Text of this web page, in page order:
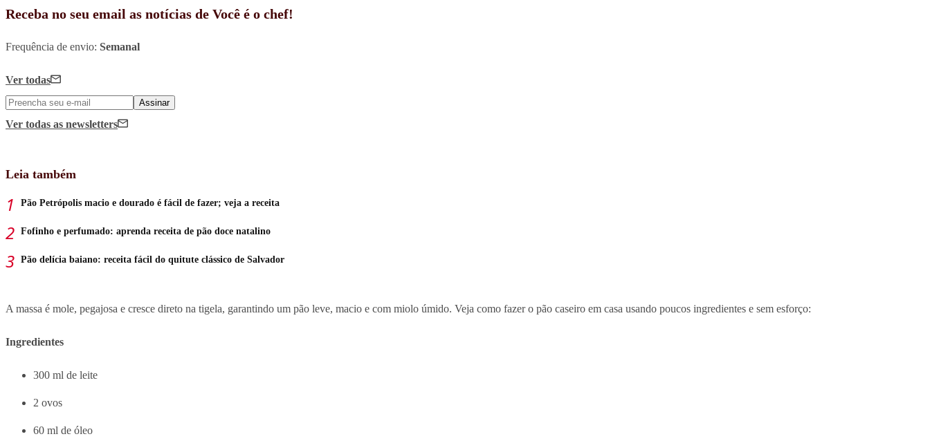
Receba no seu email as notícias de Você é o chef!
Frequência de envio: Semanal
Ver todas
Assinar
Ver todas as newsletters
Leia também
Pão Petrópolis macio e dourado é fácil de fazer; veja a receita
Fofinho e perfumado: aprenda receita de pão doce natalino
Pão delícia baiano: receita fácil do quitute clássico de Salvador
A massa é mole, pegajosa e cresce direto na tigela, garantindo um pão leve, macio e com miolo úmido. Veja como fazer o pão caseiro em casa usando poucos ingredientes e sem esforço:
Ingredientes
300 ml de leite
2 ovos
60 ml de óleo